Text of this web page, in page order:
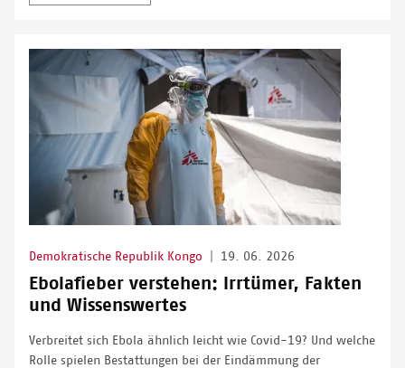
Demokratische Republik Kongo 19. 06. 2026
Ebolafieber verstehen: Irrtümer, Fakten
und Wissenswertes
Verbreitet sich Ebola ähnlich leicht wie Covid-19? Und welche
Rolle spielen Bestattungen bei der Eindämmung der